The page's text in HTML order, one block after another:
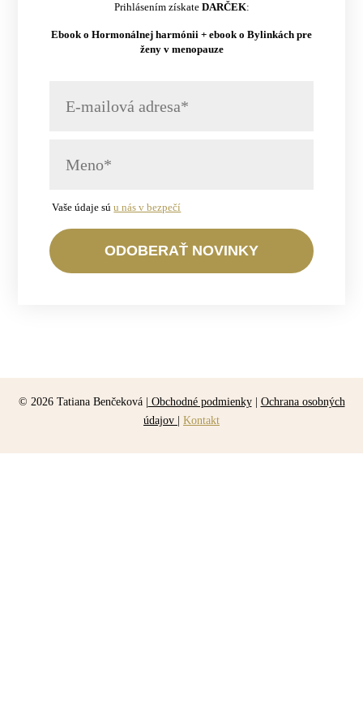
Prihlásením získate DARČEK:
Ebook o Hormonálnej harmónii + ebook o Bylinkách pre
ženy v menopauze
Vaše údaje súu nás v bezpečí
ODOBERAŤ NOVINKY
© 2026 Tatiana Benčeková | Obchodné podmienky| Ochrana osobných
údajov | Kontakt